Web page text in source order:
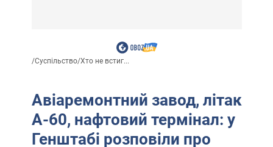
/Суспільство/Хто не встиг...
Авіаремонтний завод, літак
А-60, нафтовий термінал: у
Генштабі розповіли про